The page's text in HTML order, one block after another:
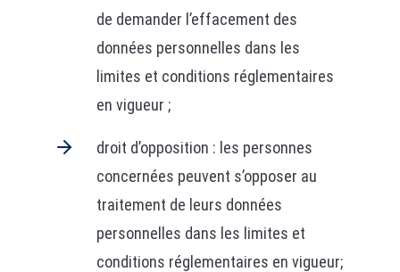
de demander l’effacement des
données personnelles dans les
limites et conditions réglementaires
en vigueur ;
droit d’opposition : les personnes
concernées peuvent s’opposer au
traitement de leurs données
personnelles dans les limites et
conditions réglementaires en vigueur;